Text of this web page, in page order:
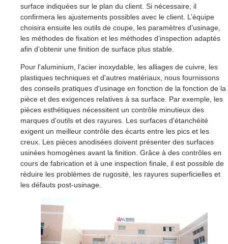
surface indiquées sur le plan du client. Si nécessaire, il
confirmera les ajustements possibles avec le client. L’équipe
choisira ensuite les outils de coupe, les paramètres d’usinage,
les méthodes de fixation et les méthodes d’inspection adaptés
afin d’obtenir une finition de surface plus stable.
Pour l'aluminium, l'acier inoxydable, les alliages de cuivre, les
plastiques techniques et d'autres matériaux, nous fournissons
des conseils pratiques d'usinage en fonction de la fonction de la
pièce et des exigences relatives à sa surface. Par exemple, les
pièces esthétiques nécessitent un contrôle minutieux des
marques d'outils et des rayures. Les surfaces d'étanchéité
exigent un meilleur contrôle des écarts entre les pics et les
creux. Les pièces anodisées doivent présenter des surfaces
usinées homogènes avant la finition. Grâce à des contrôles en
cours de fabrication et à une inspection finale, il est possible de
réduire les problèmes de rugosité, les rayures superficielles et
les défauts post-usinage.